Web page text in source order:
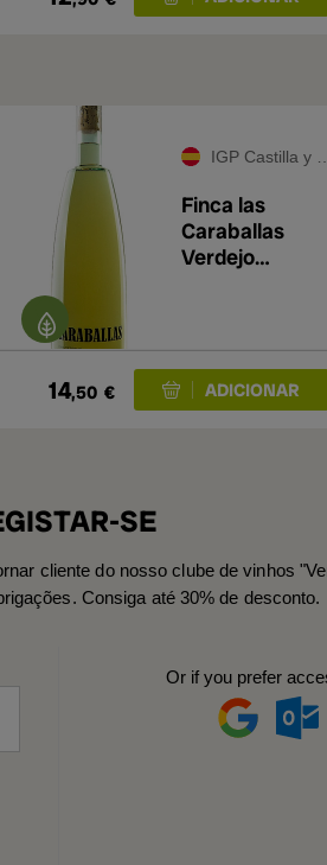
IGP Castilla y León
Finca las
Caraballas
Verdejo
14,50 €
SE
cliente do nosso clube de vinhos
Consiga até 30% de desconto.
Or if you prefer